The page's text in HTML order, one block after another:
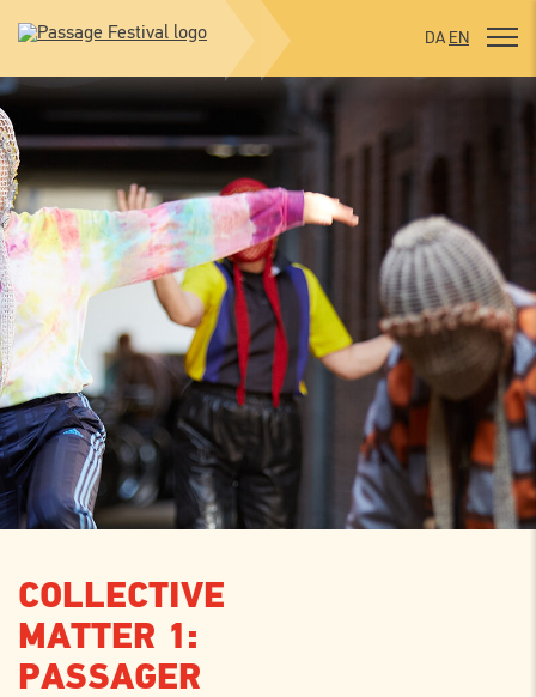
DA EN
COLLECTIVE
MATTER 1:
PASSAGER